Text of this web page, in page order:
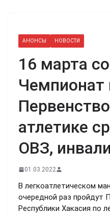
АНОНСЫ НОВОСТИ
16 марта
Чемпионат
атлетике
ОВЗ,
01.03.2022
В легкоатлетическом
очередной раз пройдут
Республики Хакасия по